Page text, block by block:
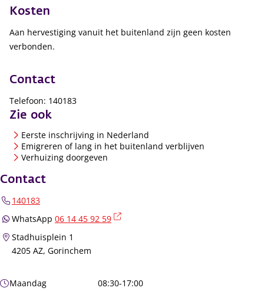
Kosten
Aan hervestiging vanuit het buitenland zijn geen kosten
verbonden.
Contact
Telefoon: 140183
Zie ook
Eerste inschrijving in Nederland
Emigreren of lang in het buitenland verblijven
Verhuizing doorgeven
Contact
140183
WhatsApp 06 14 45 92 59
Stadhuisplein 1
4205 AZ, Gorinchem
Openingstijden
Maandag
08:30-17:00